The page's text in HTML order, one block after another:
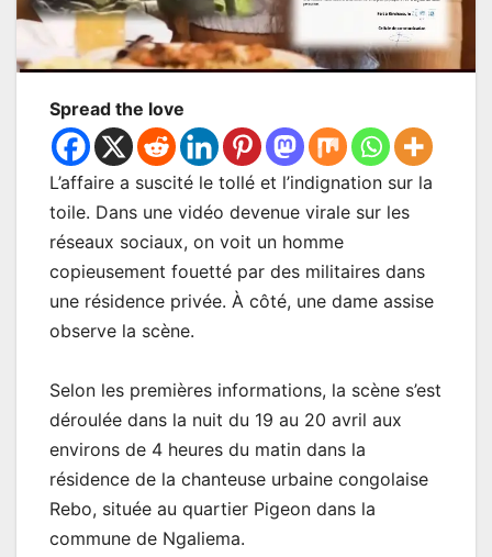
Spread the love
L’affaire a suscité le tollé et l’indignation sur la
toile. Dans une vidéo devenue virale sur les
réseaux sociaux, on voit un homme
copieusement fouetté par des militaires dans
une résidence privée. À côté, une dame assise
observe la scène.
Selon les premières informations, la scène s’est
déroulée dans la nuit du 19 au 20 avril aux
environs de 4 heures du matin dans la
résidence de la chanteuse urbaine congolaise
Rebo, située au quartier Pigeon dans la
commune de Ngaliema.